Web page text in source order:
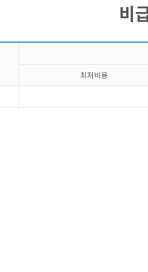
비
최저비용